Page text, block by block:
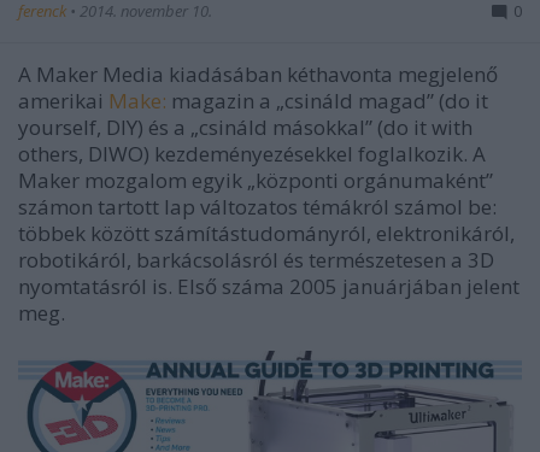
ferenck • 2014. november 10. 0
A Maker Media kiadásában kéthavonta megjelenő
amerikai Make: magazin a „csináld magad” (do it
yourself, DIY) és a „csináld másokkal” (do it with
others, DIWO) kezdeményezésekkel foglalkozik. A
Maker mozgalom egyik „központi orgánumaként”
számon tartott lap változatos témákról számol be:
többek között számítástudományról, elektronikáról,
robotikáról, barkácsolásról és természetesen a 3D
nyomtatásról is. Első száma 2005 januárjában jelent
meg.